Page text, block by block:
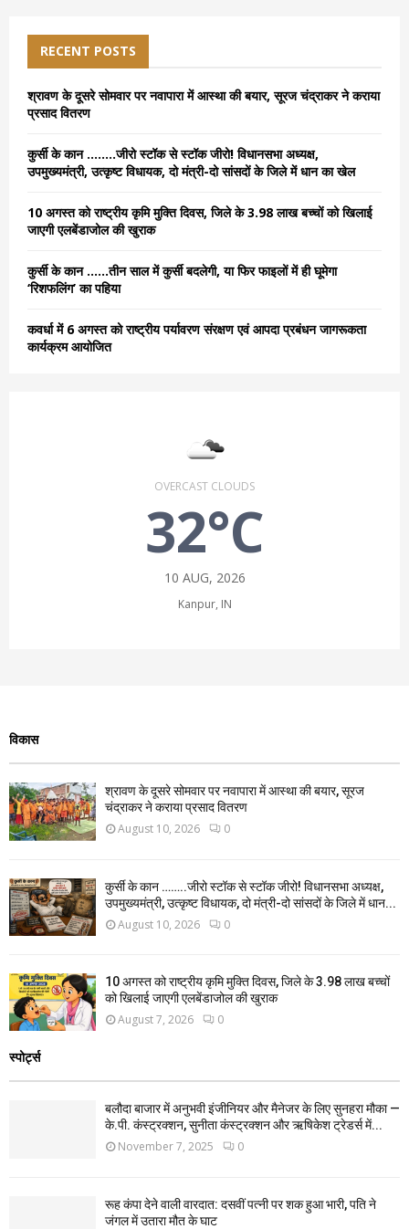
f
o
r
RECENT POSTS
श्रावण के दूसरे सोमवार पर नवापारा में आस्था की बयार, सूरज चंद्राकर ने कराया
प्रसाद वितरण
कुर्सी के कान ……..जीरो स्टॉक से स्टॉक जीरो! विधानसभा अध्यक्ष,
उपमुख्यमंत्री, उत्कृष्ट विधायक, दो मंत्री-दो सांसदों के जिले में धान का खेल
10 अगस्त को राष्ट्रीय कृमि मुक्ति दिवस, जिले के 3.98 लाख बच्चों को खिलाई
जाएगी एलबेंडाजोल की खुराक
कुर्सी के कान ……तीन साल में कुर्सी बदलेगी, या फिर फाइलों में ही घूमेगा
‘रिशफलिंग’ का पहिया
कवर्धा में 6 अगस्त को राष्ट्रीय पर्यावरण संरक्षण एवं आपदा प्रबंधन जागरूकता
कार्यक्रम आयोजित
OVERCAST CLOUDS
32°C
10 AUG, 2026
Kanpur, IN
विकास
श्रावण के दूसरे सोमवार पर नवापारा में आस्था की बयार, सूरज
चंद्राकर ने कराया प्रसाद वितरण
August 10, 2026 0
कुर्सी के कान ……..जीरो स्टॉक से स्टॉक जीरो! विधानसभा अध्यक्ष,
उपमुख्यमंत्री, उत्कृष्ट विधायक, दो मंत्री-दो सांसदों के जिले में धान...
August 10, 2026 0
10 अगस्त को राष्ट्रीय कृमि मुक्ति दिवस, जिले के 3.98 लाख बच्चों
को खिलाई जाएगी एलबेंडाजोल की खुराक
August 7, 2026 0
स्पोर्ट्स
बलौदा बाजार में अनुभवी इंजीनियर और मैनेजर के लिए सुनहरा मौका —
के.पी. कंस्ट्रक्शन, सुनीता कंस्ट्रक्शन और ऋषिकेश ट्रेडर्स में...
November 7, 2025 0
रूह कंपा देने वाली वारदात: दसवीं पत्नी पर शक हुआ भारी, पति ने
जंगल में उतारा मौत के घाट